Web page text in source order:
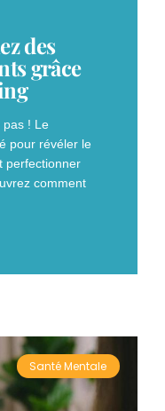
des
grâce
pas ! Le
pour révéler le
perfectionner
comment
Santé Mentale